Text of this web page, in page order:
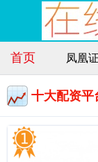
首页 凤凰
十大配资平